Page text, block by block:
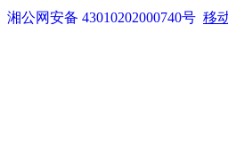
湘公网安备 43010202000740号 移